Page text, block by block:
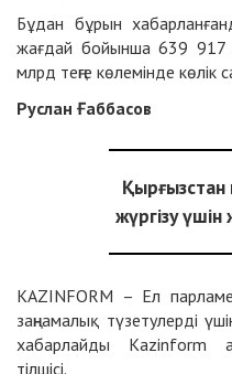
Бұдан бұрын
жағдай бойынша 639 917
млрд теңге көлемінде көлік
Руслан Ғаббасов
Қырғызстан
жүргізу
KAZINFORM – Ел
заңнамалық түзетулерді
хабарлайды Kazinform
тілшісі.